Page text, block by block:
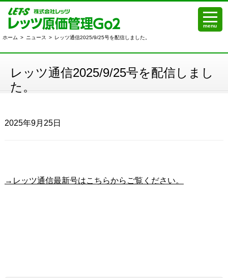
menu
ホーム > ニュース > レッツ通信2025/9/25号を配信しました。
レッツ通信2025/9/25号を配信しまし
た。
2025年9月25日
→レッツ通信最新号はこちらからご覧ください。